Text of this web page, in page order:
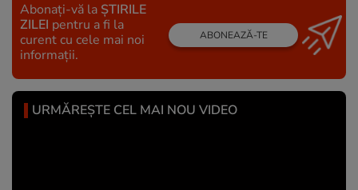
Abonați-vă la ȘTIRILE
ZILEI pentru a fi la
curent cu cele mai noi
informații.
ABONEAZĂ-TE
URMĂREȘTE CEL MAI NOU VIDEO